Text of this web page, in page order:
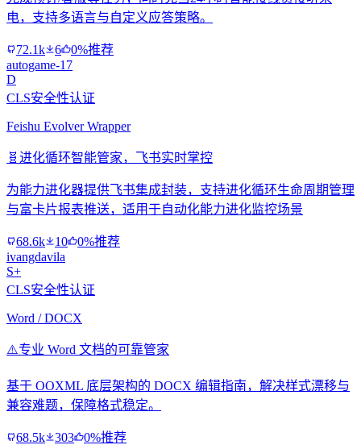
电，支持多语言与自定义应答策略。
72.1k 6
0%推荐
autogame-17
D
CLS安全性认证
Feishu Evolver Wrapper
🧬 进化循环智能管家，飞书实时掌控
为能力进化器提供飞书集成封装，支持进化循环生命周期管理
与富卡片报表推送，适用于自动化能力进化监控场景
68.6k 10
0%推荐
ivangdavila
S+
CLS安全性认证
Word / DOCX
⚠️专业 Word 文档的可靠管家
基于 OOXML 底层架构的 DOCX 编辑指南，解决样式漂移与
兼容难题，保障格式稳定。
68.5k 303
0%推荐